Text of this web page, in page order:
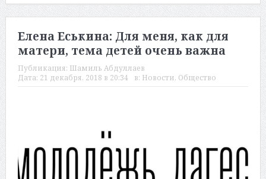
Елена Еськина: Для меня, как для
матери, тема детей очень важна
Публикация: Шамиль Абдуллаев
Дата: 21 декабря, 2018 в 20:34 в: Новости, Общество